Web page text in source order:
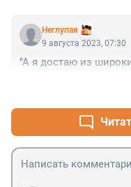
Неглупая
9 августа 2023, 07:30
"А я достаю из